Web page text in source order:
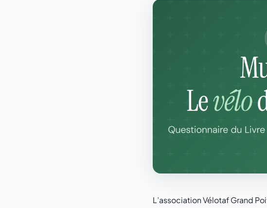
L’association Vélotaf Grand